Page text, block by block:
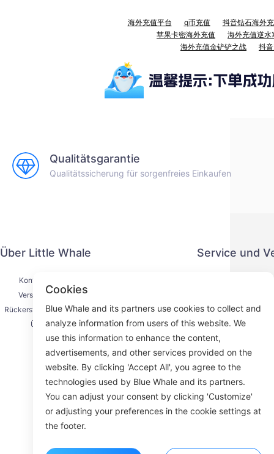
海外充值平台 q币充值
抖音钻石海外
苹果卡密海外充值
海外充值逆水
海外充值金铲铲之战
抖
Qualitätsgarantie
Qualitätssicherung für sorgenfreies Einkaufen
Über Little Whale
Kontaktiere uns
Versandprozess
Rückerstattungsprozess
Über uns
Service und
ROOM
Cookies
Blue Whale and its partners use cookies to collect and
analyze information from users of this website. We
use this information to enhance the content,
advertisements, and other services provided on the
website. By clicking 'Accept All', you agree to the
technologies used by Blue Whale and its partners.
You can adjust your consent by clicking 'Customize'
or adjusting your preferences in the cookie settings at
the footer.